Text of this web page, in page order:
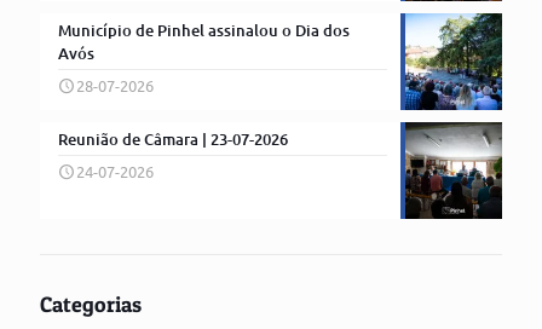
Município de Pinhel assinalou o Dia dos
Avós
28-07-2026
Reunião de Câmara | 23-07-2026
24-07-2026
Categorias